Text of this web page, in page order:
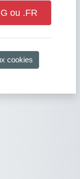
ou .FR
cookies